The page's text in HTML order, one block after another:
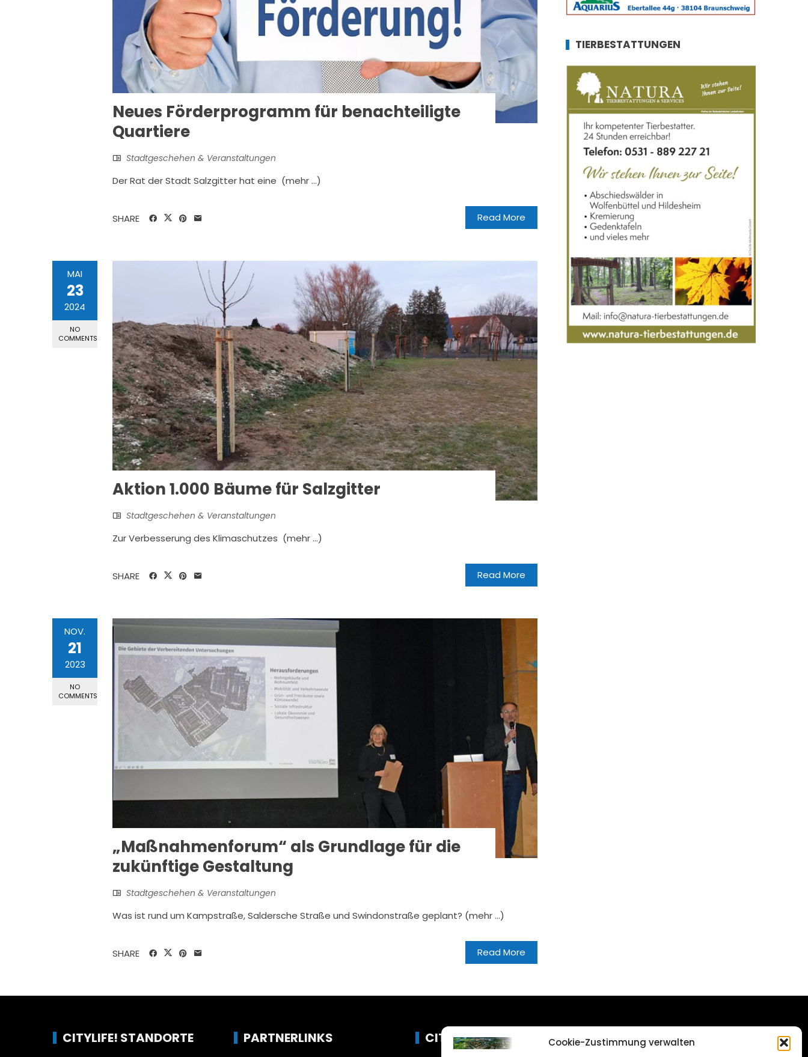
Cookie-Zustimmung verwalten
Neues Förderprogramm für benachteiligte
Quartiere
Stadtgeschehen & Veranstaltungen
Der Rat der Stadt Salzgitter hat eine (mehr …)
Read More
SHARE
MAI
23
2024
NO
COMMENTS
Aktion 1.000 Bäume für Salzgitter
Stadtgeschehen & Veranstaltungen
Zur Verbesserung des Klimaschutzes (mehr …)
Read More
SHARE
NOV.
21
2023
NO
COMMENTS
„Maßnahmenforum“ als Grundlage für die
zukünftige Gestaltung
Stadtgeschehen & Veranstaltungen
Was ist rund um Kampstraße, Saldersche Straße und Swindonstraße geplant? (mehr …)
Read More
SHARE
TIERBESTATTUNGEN
CITYLIFE! STANDORTE PARTNERLINKS CITYLIFE! DAS STADTMAGAZIN
FÜR SALZGITTER